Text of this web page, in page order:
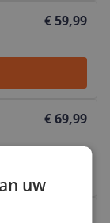
€ 59,99
€ 69,99
uw